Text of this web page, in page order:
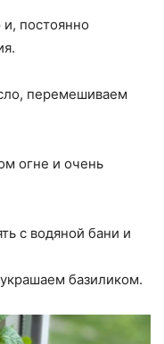
постоянно
перемешиваем
огне и очень
с водяной бани и
базиликом.